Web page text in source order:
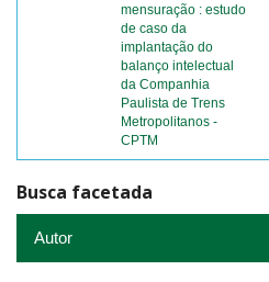
mensuração : estudo
de caso da
implantação do
balanço intelectual
da Companhia
Paulista de Trens
Metropolitanos -
CPTM
Busca facetada
Autor